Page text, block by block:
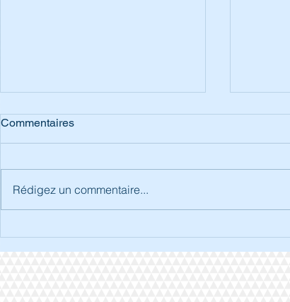
Séjour à Arcachon.
Commentaires
Rédigez un commentaire...